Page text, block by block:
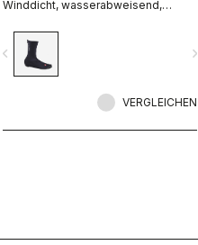
Winddicht, wasserabweisend,
An- und Ausziehen. Rennrad und
Gravel.
navigate_next
VERGLEICHEN